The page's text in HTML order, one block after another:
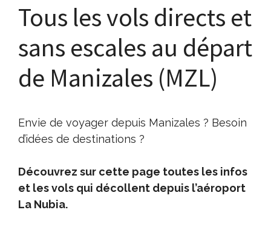
Tous les vols directs et
sans escales au départ
de Manizales (MZL)
Envie de voyager depuis Manizales ? Besoin
d’idées de destinations ?
Découvrez sur cette page toutes les infos
et les vols qui décollent depuis l’aéroport
La Nubia.